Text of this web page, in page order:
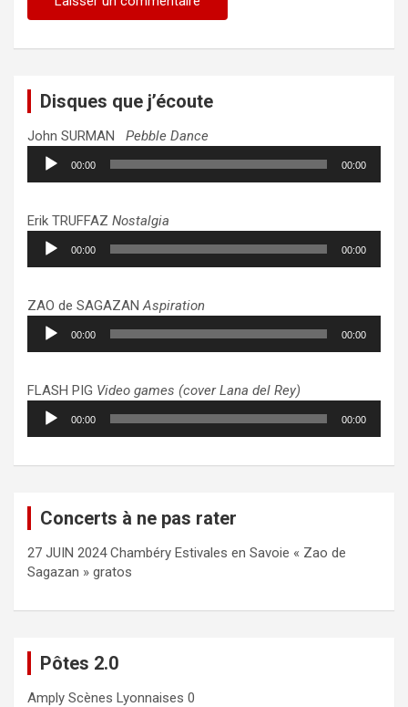
Disques que j’écoute
John SURMAN Pebble Dance
Lecteur
audio
00:00 00:00
Erik TRUFFAZ Nostalgia
Lecteur
audio
00:00 00:00
ZAO de SAGAZANAspiration
Lecteur
audio
00:00 00:00
FLASH PIG Video games (cover Lana del Rey)
Lecteur
audio
00:00 00:00
Concerts à ne pas rater
27 JUIN 2024 Chambéry Estivales en Savoie « Zao de
Sagazan » gratos
Pôtes 2.0
Amply Scènes Lyonnaises 0